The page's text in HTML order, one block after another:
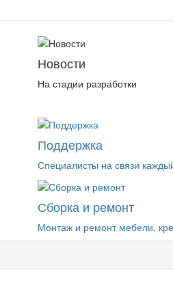
Новости
На стадии разработки
Поддержка
Специалисты на связи
Сборка и ремонт
Монтаж и ремонт мебели,